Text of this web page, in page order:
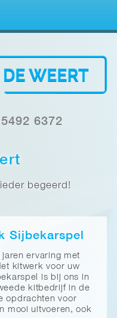
6372
begeerd!
Sijbekarspel
ervaring met
kitwerk voor uw
is bij ons in
kitbedrijf in de
opdrachten voor
mooi uitvoeren, ook